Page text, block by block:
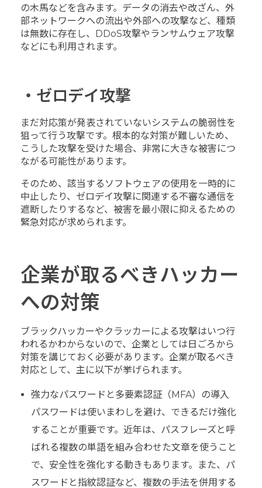
の木馬などを含みます。データの消去や改ざん、外
部ネットワークへの流出や外部への攻撃など、種類
は無数に存在し、DDoS攻撃やランサムウェア攻撃
などにも利用されます。
・ゼロデイ攻撃
まだ対応策が発表されていないシステムの脆弱性を
狙って行う攻撃です。根本的な対策が難しいため、
こうした攻撃を受けた場合、非常に大きな被害につ
ながる可能性があります。
そのため、該当するソフトウェアの使用を一時的に
中止したり、ゼロデイ攻撃に関連する不審な通信を
遮断したりするなど、被害を最小限に抑えるための
緊急対応が求められます。
企業が取るべきハッカー
への対策
ブラックハッカーやクラッカーによる攻撃はいつ行
われるかわからないので、企業としては日ごろから
対策を講じておく必要があります。企業が取るべき
対応として、主に以下が挙げられます。
強力なパスワードと多要素認証（MFA）の導入
パスワードは使いまわしを避け、できるだけ強化
することが重要です。近年は、パスフレーズと呼
ばれる複数の単語を組み合わせた文章を使うこと
で、安全性を強化する動きもあります。また、パ
スワードと指紋認証など、複数の手法を併用する